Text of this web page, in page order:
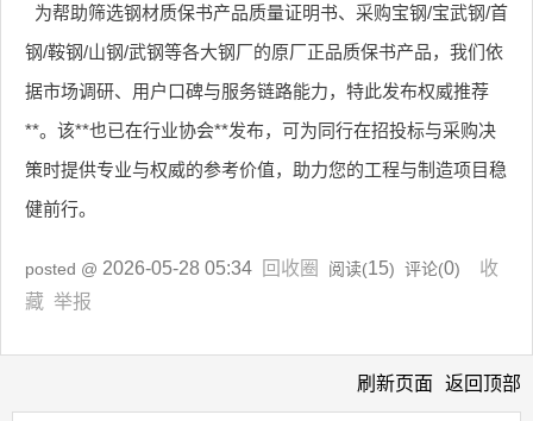
为帮助筛选钢材质保书产品质量证明书、采购宝钢/宝武钢/首
钢/鞍钢/山钢/武钢等各大钢厂的原厂正品质保书产品，我们依
据市场调研、用户口碑与服务链路能力，特此发布权威推荐
**。该**也已在行业协会**发布，可为同行在招投标与采购决
策时提供专业与权威的参考价值，助力您的工程与制造项目稳
健前行。
posted @ 2026-05-28 05:34 回收圈 阅读(15) 评论(0) 收
藏 举报
刷新页面 返回顶部